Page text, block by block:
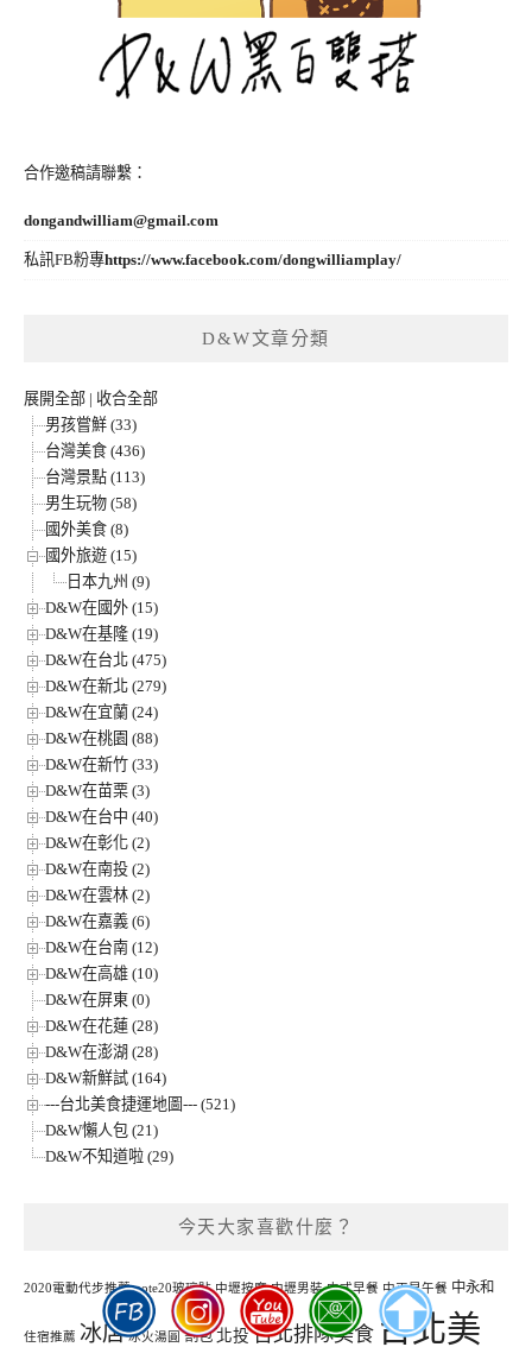
合作邀稿請聯繫：
dongandwilliam@gmail.com
私訊FB粉專https://www.facebook.com/dongwilliamplay/
D&W文章分類
展開全部 | 收合全部
男孩嘗鮮 (33)
台灣美食 (436)
台灣景點 (113)
男生玩物 (58)
國外美食 (8)
國外旅遊 (15)
日本九州 (9)
D&W在國外 (15)
D&W在基隆 (19)
D&W在台北 (475)
D&W在新北 (279)
D&W在宜蘭 (24)
D&W在桃園 (88)
D&W在新竹 (33)
D&W在苗栗 (3)
D&W在台中 (40)
D&W在彰化 (2)
D&W在南投 (2)
D&W在雲林 (2)
D&W在嘉義 (6)
D&W在台南 (12)
D&W在高雄 (10)
D&W在屏東 (0)
D&W在花蓮 (28)
D&W在澎湖 (28)
D&W新鮮試 (164)
---台北美食捷運地圖--- (521)
D&W懶人包 (21)
D&W不知道啦 (29)
今天大家喜歡什麼？
2020電動代步推薦 note20玻璃貼 中壢按摩 中壢男裝 中式早餐 中正早午餐 中永和
住宿推薦 冰店 冰火湯圓 割包 北投 台北排隊美食 台北美